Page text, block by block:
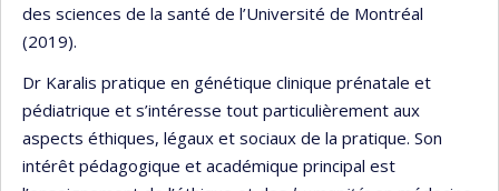
des sciences de la santé de l’Université de Montréal
(2019).
Dr Karalis pratique en génétique clinique prénatale et
pédiatrique et s’intéresse tout particulièrement aux
aspects éthiques, légaux et sociaux de la pratique. Son
intérêt pédagogique et académique principal est